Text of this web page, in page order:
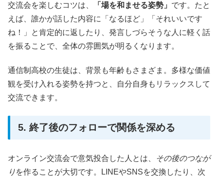
交流会を楽しむコツは、 「場を和ませる姿勢」 です。たと
えば、誰かが話した内容に「なるほど」「それいいです
ね！」と肯定的に返したり、発言しづらそうな人に軽く話
を振ることで、全体の雰囲気が明るくなります。
通信制高校の生徒は、背景も年齢もさまざま。多様な価値
観を受け入れる姿勢を持つと、自分自身もリラックスして
交流できます。
5. 終了後のフォローで関係を深める
オンライン交流会で意気投合した人とは、
その後のつなが
りを作ることが大切です。LINEやSNSを交換したり、次